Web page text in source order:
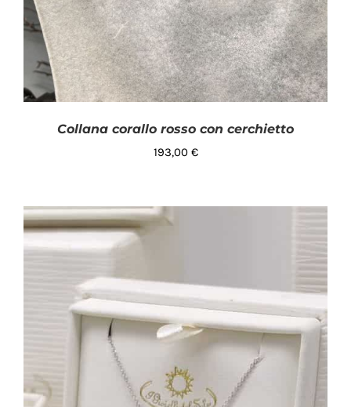
AGGIUNGI AL CARRELLO / DETTAGLI
Collana corallo rosso con cerchietto
193,00 €